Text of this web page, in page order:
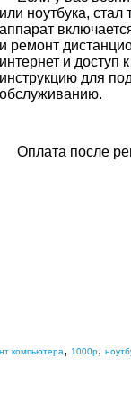
или ноутбука, стал
аппарат
и ремонт
интернет и доступ
инструкцию для
обслуживанию.
Оплата после
компьютера, 1000р,